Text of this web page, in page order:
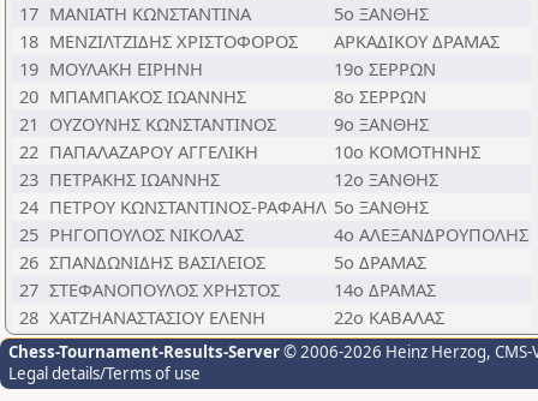
17 ΜΑΝΙΑΤΗ ΚΩΝΣΤΑΝΤΙΝΑ
5ο ΞΑΝΘΗΣ
18 ΜΕΝΖΙΛΤΖΙΔΗΣ ΧΡΙΣΤΟΦΟΡΟΣ
ΑΡΚΑΔΙΚΟΥ ΔΡΑΜΑΣ
19 ΜΟΥΛΑΚΗ ΕΙΡΗΝΗ
19ο ΣΕΡΡΩΝ
20 ΜΠΑΜΠΑΚΟΣ ΙΩΑΝΝΗΣ
8ο ΣΕΡΡΩΝ
21 ΟΥΖΟΥΝΗΣ ΚΩΝΣΤΑΝΤΙΝΟΣ
9ο ΞΑΝΘΗΣ
22 ΠΑΠΑΛΑΖΑΡΟΥ ΑΓΓΕΛΙΚΗ
10ο ΚΟΜΟΤΗΝΗΣ
23 ΠΕΤΡΑΚΗΣ ΙΩΑΝΝΗΣ
12ο ΞΑΝΘΗΣ
24 ΠΕΤΡΟΥ ΚΩΝΣΤΑΝΤΙΝΟΣ-ΡΑΦΑΗΛ 5ο ΞΑΝΘΗΣ
25 ΡΗΓΟΠΟΥΛΟΣ ΝΙΚΟΛΑΣ
4ο ΑΛΕΞΑΝΔΡΟΥΠΟΛΗΣ
26 ΣΠΑΝΔΩΝΙΔΗΣ ΒΑΣΙΛΕΙΟΣ
5ο ΔΡΑΜΑΣ
27 ΣΤΕΦΑΝΟΠΟΥΛΟΣ ΧΡΗΣΤΟΣ
14ο ΔΡΑΜΑΣ
28 ΧΑΤΖΗΑΝΑΣΤΑΣΙΟΥ ΕΛΕΝΗ 22ο ΚΑΒΑΛΑΣ
Chess-Tournament-Results-Server© 2006-2026 Heinz Herzog,
Legal details/Terms of use